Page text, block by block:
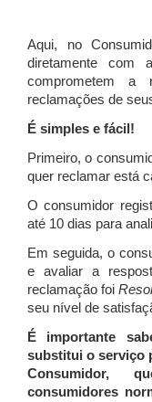
Aqui, no
diretamente com
comprometem a
reclamações de
É simples e fácil!
Primeiro, o
quer reclamar está
O consumidor
até 10 dias para
Em seguida, o
e avaliar a
reclamação foi
seu nível de
É importante
substitui o serviço
Consumidor,
consumidores